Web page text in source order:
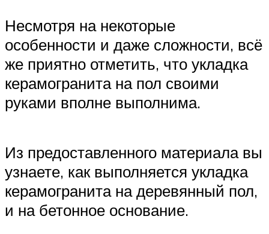
Несмотря на некоторые
особенности и даже сложности, всё
же приятно отметить, что укладка
керамогранита на пол своими
руками вполне выполнима.
Из предоставленного материала вы
узнаете, как выполняется укладка
керамогранита на деревянный пол,
и на бетонное основание.